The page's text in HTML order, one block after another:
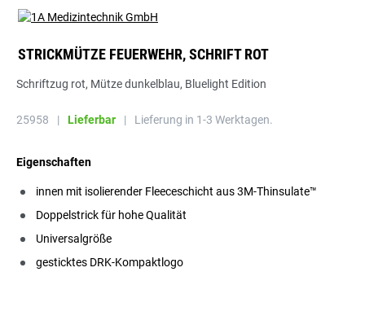
STRICKMÜTZE FEUERWEHR, SCHRIFT ROT
Schriftzug rot, Mütze dunkelblau, Bluelight Edition
25958 | Lieferbar | Lieferung in 1-3 Werktagen.
Eigenschaften
innen mit isolierender Fleeceschicht aus 3M-Thinsulate™
Doppelstrick für hohe Qualität
Universalgröße
gesticktes DRK-Kompaktlogo